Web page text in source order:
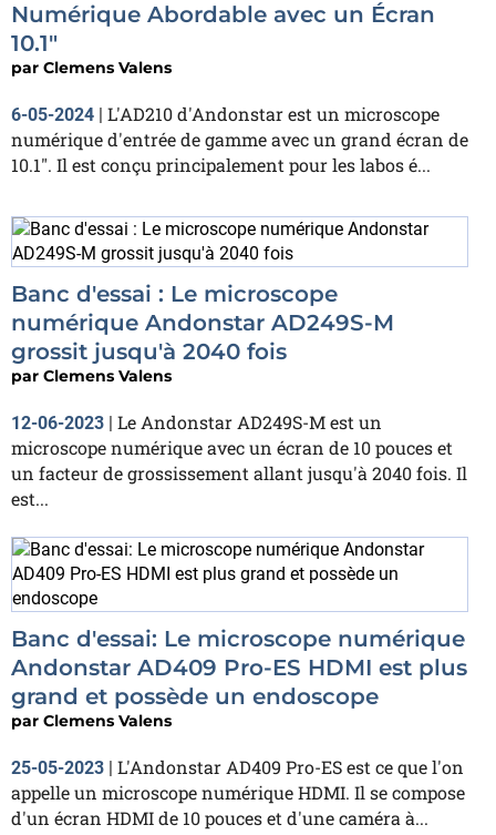
Numérique Abordable avec un Écran
10.1"
par Clemens Valens
6-05-2024 | L'AD210 d'Andonstar est un microscope
numérique d'entrée de gamme avec un grand écran de
10.1″. Il est conçu principalement pour les labos é...
Banc d'essai : Le microscope
numérique Andonstar AD249S-M
grossit jusqu'à 2040 fois
par Clemens Valens
12-06-2023 | Le Andonstar AD249S-M est un
microscope numérique avec un écran de 10 pouces et
un facteur de grossissement allant jusqu'à 2040 fois. Il
est...
Banc d'essai: Le microscope numérique
Andonstar AD409 Pro-ES HDMI est plus
grand et possède un endoscope
par Clemens Valens
25-05-2023 | L'Andonstar AD409 Pro-ES est ce que l'on
appelle un microscope numérique HDMI. Il se compose
d'un écran HDMI de 10 pouces et d'une caméra à...